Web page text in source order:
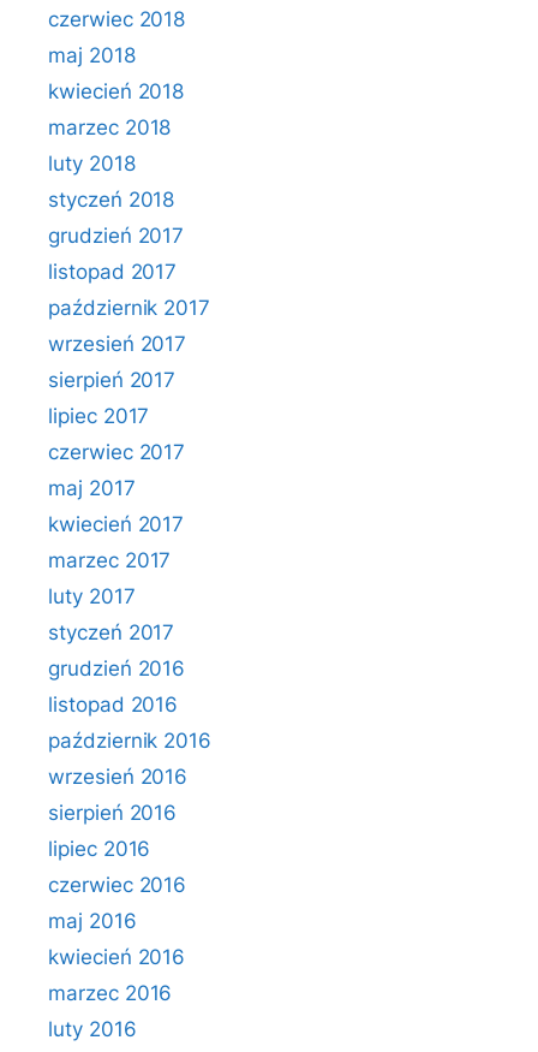
czerwiec 2018
maj 2018
kwiecień 2018
marzec 2018
luty 2018
styczeń 2018
grudzień 2017
listopad 2017
październik 2017
wrzesień 2017
sierpień 2017
lipiec 2017
czerwiec 2017
maj 2017
kwiecień 2017
marzec 2017
luty 2017
styczeń 2017
grudzień 2016
listopad 2016
październik 2016
wrzesień 2016
sierpień 2016
lipiec 2016
czerwiec 2016
maj 2016
kwiecień 2016
marzec 2016
luty 2016